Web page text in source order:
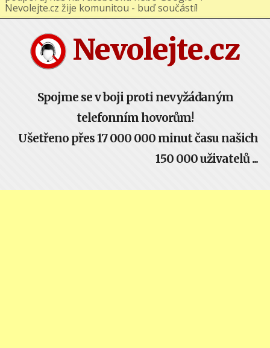
Nevolejte.cz
Spojme se v boji proti nevyžádaným
telefonním hovorům!
Ušetřeno přes 17 000 000 minut času našich
150 000 uživatelů ...
Nevolejte.cz žije komunitou - buď součástí!